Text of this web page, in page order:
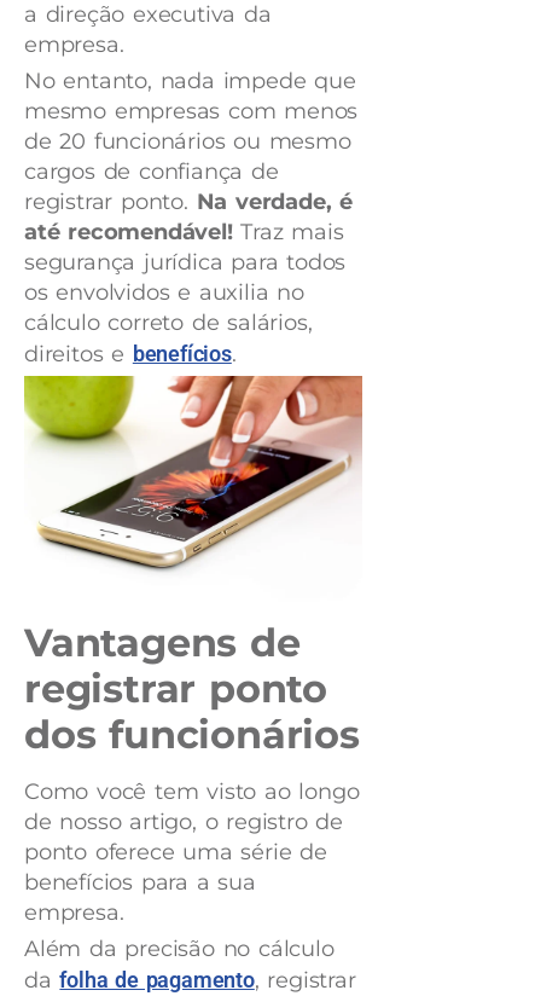
a direção executiva da
empresa.
No entanto, nada impede que
mesmo empresas com menos
de 20 funcionários ou mesmo
cargos de confiança de
registrar ponto. Na verdade, é
até recomendável!Traz mais
segurança jurídica para todos
os envolvidos e auxilia no
cálculo correto de salários,
direitos e benefícios.
Vantagens de
registrar ponto
dos funcionários
Como você tem visto ao longo
de nosso artigo, o registro de
ponto oferece uma série de
benefícios para a sua
empresa.
Além da precisão no cálculo
dafolha de pagamento, registrar